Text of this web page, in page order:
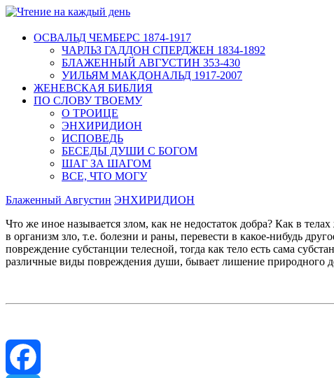
ОСВАЛЬД ЧЕМБЕРС 1874-1917
ЧАРЛЬЗ ГАДДОН СПЕРДЖЕН 1834-1892
БЛАЖЕННЫЙ АВГУСТИН 353-430
УИЛЬЯМ МАКДОНАЛЬД 1917-2007
ЖЕНЕВСКАЯ БИБЛИЯ
ПО СЛОВУ ТВОЕМУ
О ТРОИЦЕ
ЭНХИРИДИОН
ИСПОВЕДЬ
БЕСЕДЫ ДУШИ С БОГОМ
ШАГ ЗА ШАГОМ
ВСЕ, ЧТО МОГУ
Блаженный Августин ЭНХИРИДИОН
Что же иное называется злом, как не недостаток добра? Как в
в организм зло, т.е. болезни и раны, перевести в какое-нибудь
повреждение субстанции телесной, тогда как тело есть сама
различные виды повреждения души, бывает лишение природного